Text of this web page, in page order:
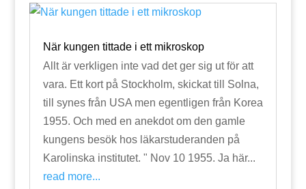
När kungen tittade i ett mikroskop
Allt är verkligen inte vad det ger sig ut för att
vara. Ett kort på Stockholm, skickat till Solna,
till synes från USA men egentligen från Korea
1955. Och med en anekdot om den gamle
kungens besök hos läkarstuderanden på
Karolinska institutet. " Nov 10 1955. Ja här...
read more...